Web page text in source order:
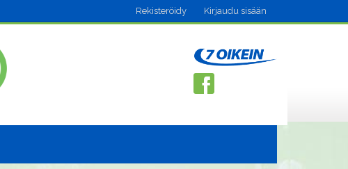
Rekisteröidy Kirjaudu sisään